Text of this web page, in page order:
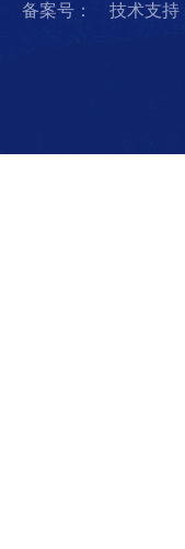
备案号： 技术支持